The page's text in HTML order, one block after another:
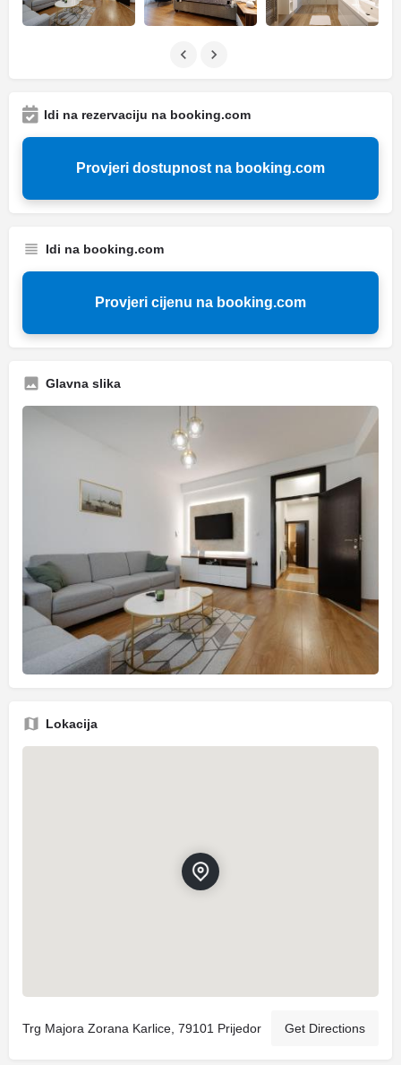
Idi na rezervaciju na booking.com
Provjeri dostupnost na booking.com
Idi na booking.com
Provjeri cijenu na booking.com
Glavna slika
Lokacija
Trg Majora Zorana Karlice, 79101 Prijedor Get Directions